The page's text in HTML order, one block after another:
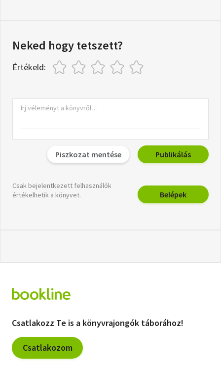
Neked hogy tetszett?
Értékeld:
Piszkozat mentése Publikálás
Csak bejelentkezett felhasználók
értékelhetik a könyvet.
Belépek
Csatlakozz Te is a könyvrajongók táborához!
Csatlakozom